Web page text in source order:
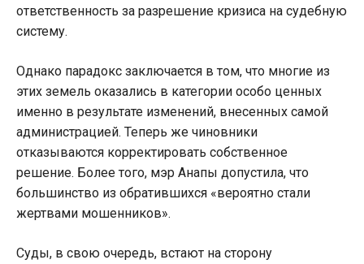
ответственность за разрешение кризиса на судебную
систему.
Однако парадокс заключается в том, что многие из
этих земель оказались в категории особо ценных
именно в результате изменений, внесенных самой
администрацией. Теперь же чиновники
отказываются корректировать собственное
решение. Более того, мэр Анапы допустила, что
большинство из обратившихся «вероятно стали
жертвами мошенников».
Суды, в свою очередь, встают на сторону